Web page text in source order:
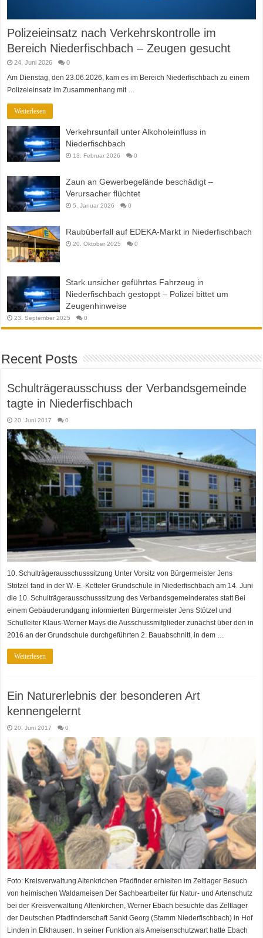
Polizeieinsatz nach Verkehrskontrolle im
Bereich Niederfischbach – Zeugen gesucht
24. Juni 2026 0
Am Dienstag, den 23.06.2026, kam es im Bereich Niederfischbach zu einem
Polizeieinsatz im Zusammenhang mit …
Weiterlesen
Verkehrsunfall unter Alkoholeinfluss in
Niederfischbach
13. Februar 2026 0
Zaun an Gewerbegelände beschädigt –
Verursacher flüchtet
5. Januar 2026 0
Raubüberfall auf EDEKA-Markt in Niederfischbach
20. Oktober 2025 0
Stark unsicher geführtes Fahrzeug in
Niederfischbach gestoppt – Polizei bittet um
Zeugenhinweise
23. September 2025 0
Recent Posts
Schulträgerausschuss der Verbandsgemeinde
tagte in Niederfischbach
20. Juni 2017 0
10. Schulträgerausschusssitzung Unter Vorsitz von Bürgermeister Jens
Stötzel fand in der W.-E.-Ketteler Grundschule in Niederfischbach am 14. Juni
die 10. Schulträgerausschusssitzung des Verbandsgemeinderates statt Bei
einem Gebäuderundgang informierten Bürgermeister Jens Stötzel und
Schulleiter Klaus-Werner Mays die Ausschussmitglieder zunächst über den in
2016 an der Grundschule durchgeführten 2. Bauabschnitt, in dem …
Weiterlesen
Ein Naturerlebnis der besonderen Art
kennengelernt
20. Juni 2017 0
Foto: Kreisverwaltung Altenkrichen Pfadfinder erhielten im Zeltlager Besuch
von heimischen Waldameisen Der Sachbearbeiter für Natur- und Artenschutz
bei der Kreisverwaltung Altenkirchen, Werner Ebach besuchte das Zeltlager
der Deutschen Pfadfinderschaft Sankt Georg (Stamm Niederfischbach) in Hof
Linden in Elkhausen. In seiner Funktion als Ameisenschutzwart hatte Ebach